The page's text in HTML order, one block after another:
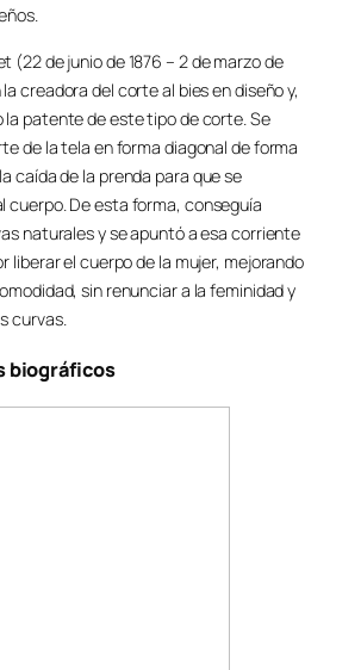
(22 de junio de 1876 – 2 de marzo de
creadora del corte al bies en diseño y,
la patente de este tipo de corte. Se
de la tela en forma diagonal de forma
caída de la prenda para que se
cuerpo. De esta forma, conseguía
naturales y se apuntó a esa corriente
liberar el cuerpo de la mujer, mejorando
sin renunciar a la feminidad y
curvas.
biográficos